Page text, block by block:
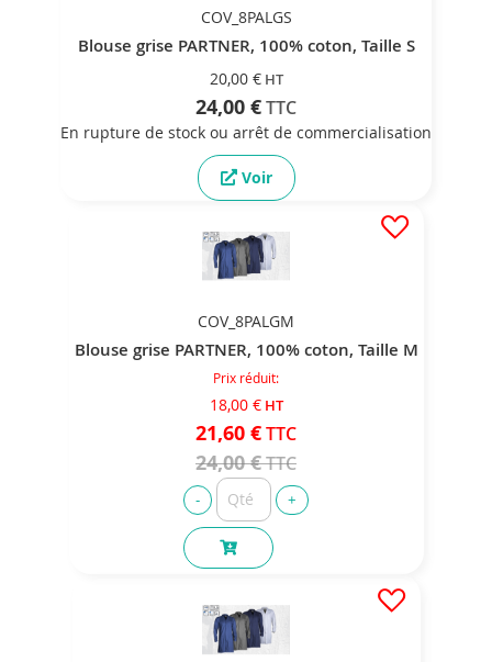
COV_8PALGS
Blouse grise PARTNER, 100% coton, Taille S
20,00 €
24,00 €
En rupture de stock ou arrêt de commercialisation
Voir
COV_8PALGM
Blouse grise PARTNER, 100% coton, Taille M
Prix réduit
18,00 €
21,60 €
24,00 €